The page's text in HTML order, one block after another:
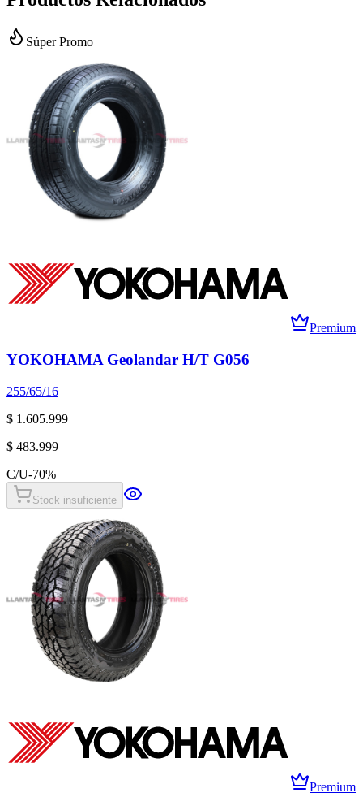
Súper Promo
Premium
YOKOHAMA Geolandar H/T G056
255/65/16
$ 1.605.999
$ 483.999
C/U-70%
Stock insuficiente
Premium